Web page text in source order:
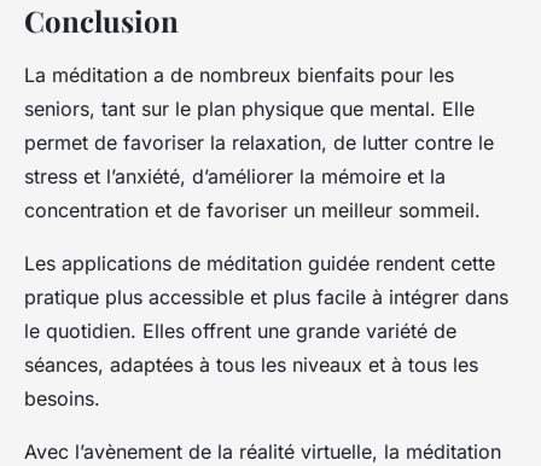
Conclusion
La méditation a de nombreux bienfaits pour les
seniors, tant sur le plan physique que mental. Elle
permet de favoriser la relaxation, de lutter contre le
stress et l’anxiété, d’améliorer la mémoire et la
concentration et de favoriser un meilleur sommeil.
Les applications de méditation guidée rendent cette
pratique plus accessible et plus facile à intégrer dans
le quotidien. Elles offrent une grande variété de
séances, adaptées à tous les niveaux et à tous les
besoins.
Avec l’avènement de la réalité virtuelle, la méditation